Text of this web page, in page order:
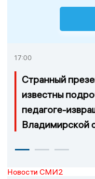
17:00
Странный
известны
педагоге-
Владимирской
Новости СМИ2